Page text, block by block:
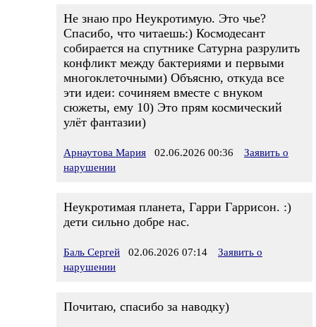
Не знаю про Неукротимую. Это чье?
Спасибо, что читаешь:) Космодесант
собирается на спутнике Сатурна разрулить
конфликт между бактериями и первыми
многоклеточными) Объясню, откуда все
эти идеи: сочиняем вместе с внуком
сюжеты, ему 10) Это прям космический
улёт фантазии)
Арнаутова Мария 02.06.2026 00:36
Заявить о
нарушении
Неукротимая планета, Гарри Гаррисон. :)
дети сильно добре нас.
Баль Сергей 02.06.2026 07:14
Заявить о
нарушении
Почитаю, спасибо за наводку)